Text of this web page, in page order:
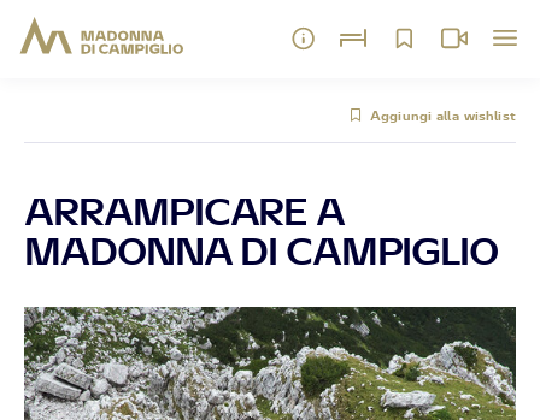
Aggiungi alla wishlist
ARRAMPICARE A
MADONNA DI CAMPIGLIO